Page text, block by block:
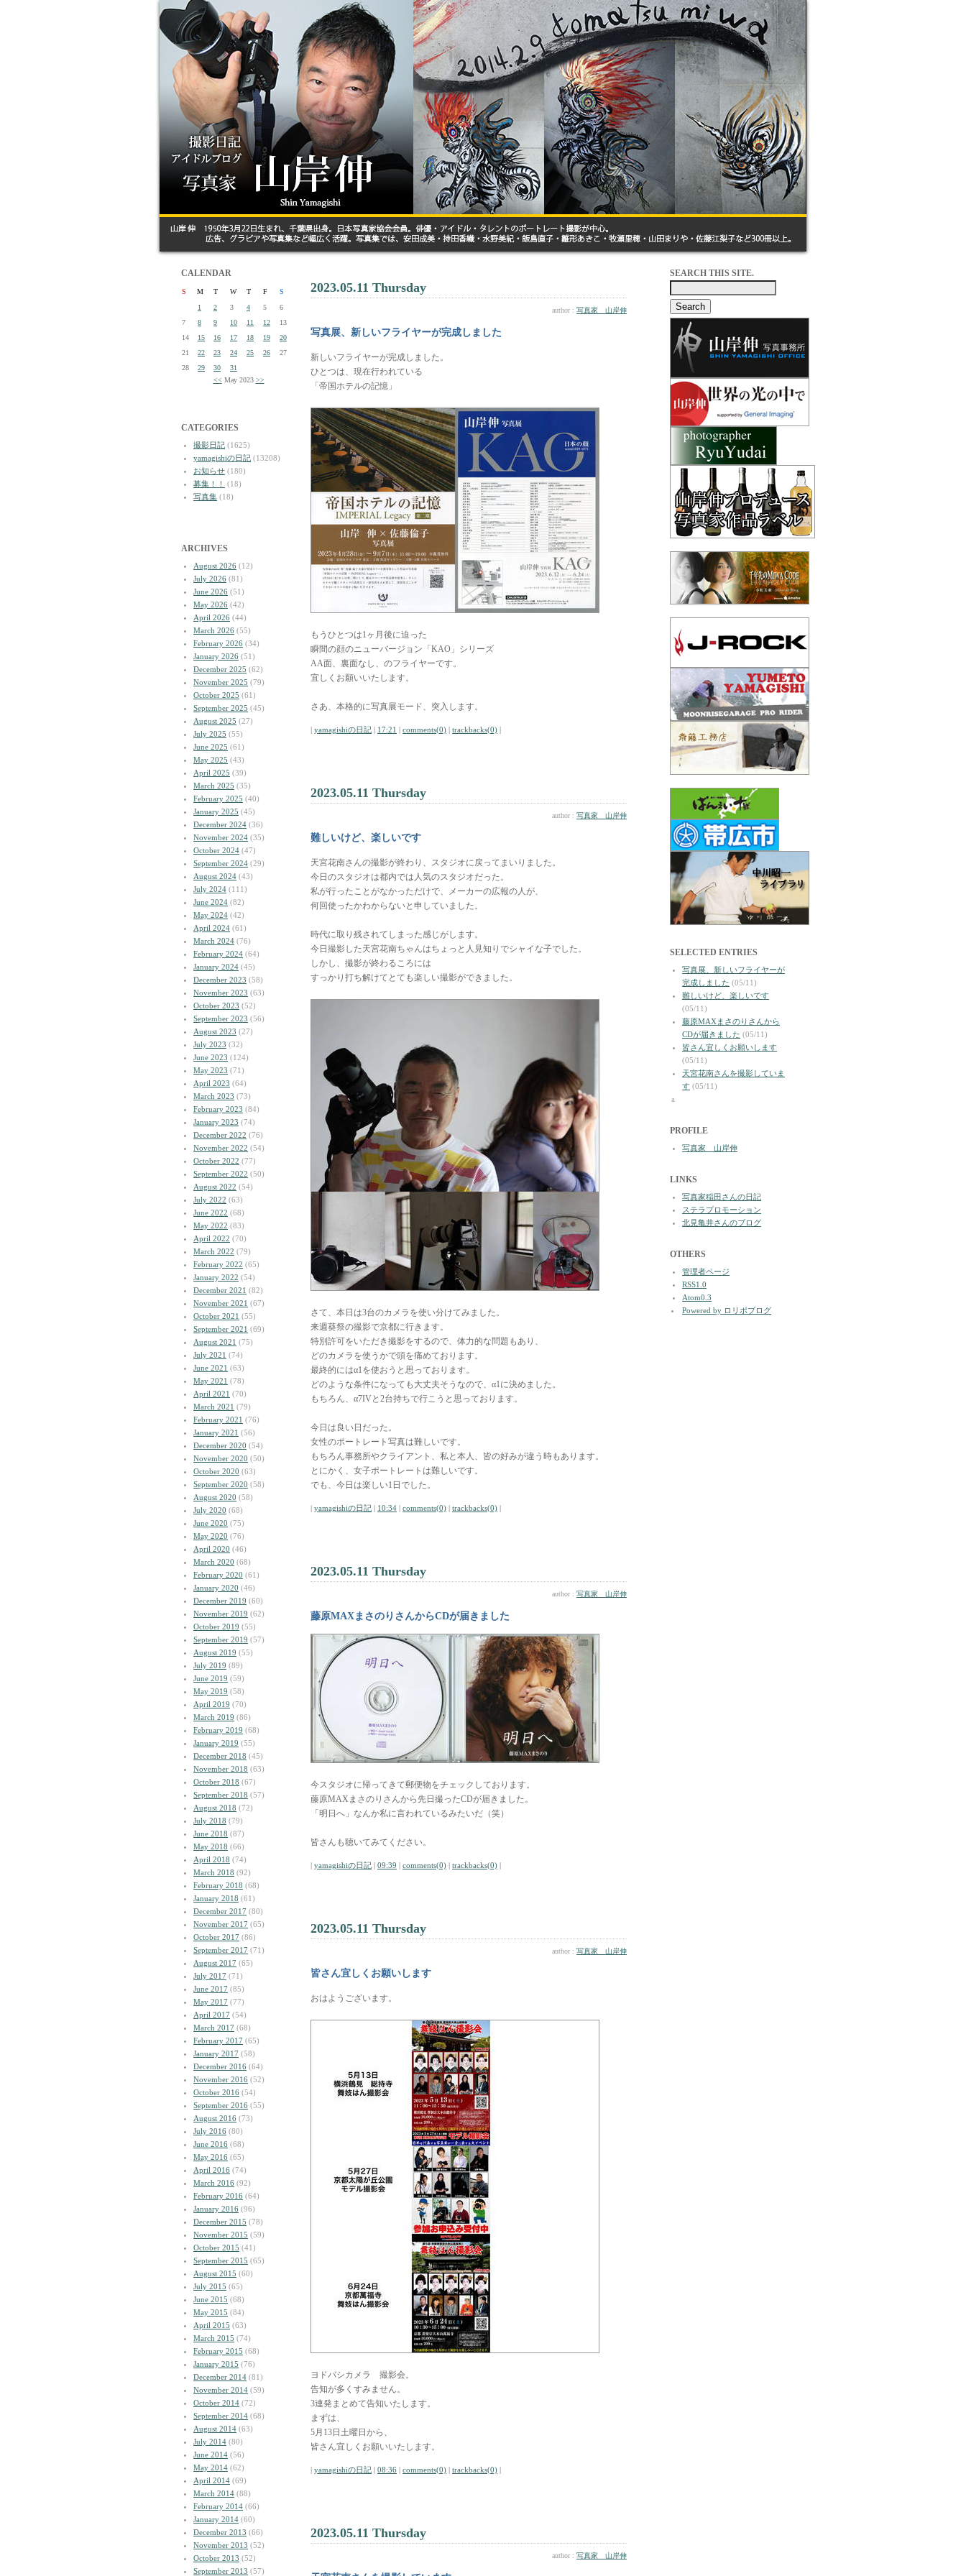
CALENDAR
S M T W T F
S
1
2 3 4 5
6
7
8 9 10 11 12
13
14
15 16 17 18 19
20
21
22 23 24 25 26
27
28
29 30
31
<< May 2023 >>
CATEGORIES
撮影日記 (1625)
yamagishiの日記 (13208)
お知らせ (180)
募集！！
(18)
写真集 (18)
ARCHIVES
August 2026 (12)
July 2026 (81)
June 2026 (51)
May 2026 (42)
April 2026 (44)
March 2026 (55)
February 2026 (34)
January 2026 (51)
December 2025 (62)
November 2025 (79)
October 2025 (61)
September 2025 (45)
August 2025 (27)
July 2025 (55)
June 2025 (61)
May 2025 (43)
April 2025 (39)
March 2025 (35)
February 2025 (40)
January 2025 (45)
December 2024 (36)
November 2024 (35)
October 2024 (47)
September 2024 (29)
August 2024 (43)
July 2024 (111)
June 2024 (82)
May 2024 (42)
April 2024 (61)
March 2024 (76)
February 2024 (64)
January 2024 (45)
December 2023 (58)
November 2023 (63)
October 2023 (52)
September 2023 (56)
August 2023 (27)
July 2023 (32)
June 2023 (124)
May 2023 (71)
April 2023 (64)
March 2023 (73)
February 2023 (84)
January 2023 (74)
December 2022 (76)
November 2022 (54)
October 2022 (77)
September 2022 (50)
August 2022 (54)
July 2022 (63)
June 2022 (68)
May 2022 (83)
April 2022 (70)
March 2022 (79)
February 2022 (65)
January 2022 (54)
December 2021 (82)
November 2021 (67)
October 2021 (55)
September 2021 (69)
August 2021 (75)
July 2021 (74)
June 2021 (63)
May 2021 (78)
April 2021 (70)
March 2021 (79)
February 2021 (76)
January 2021 (56)
December 2020 (54)
November 2020 (50)
October 2020 (63)
September 2020 (58)
August 2020 (58)
July 2020 (68)
June 2020 (75)
May 2020 (76)
April 2020 (46)
March 2020 (68)
February 2020 (61)
January 2020 (46)
December 2019 (60)
November 2019 (62)
October 2019 (55)
September 2019 (57)
August 2019 (55)
July 2019 (89)
June 2019 (59)
May 2019 (58)
April 2019 (70)
March 2019 (86)
February 2019 (68)
January 2019 (55)
December 2018 (45)
November 2018 (63)
October 2018 (67)
September 2018 (57)
August 2018 (72)
July 2018 (79)
June 2018 (87)
May 2018 (66)
April 2018 (74)
March 2018 (92)
February 2018 (68)
January 2018 (61)
December 2017 (80)
November 2017 (65)
October 2017 (86)
September 2017 (71)
August 2017 (65)
July 2017 (71)
June 2017 (85)
May 2017 (77)
April 2017 (54)
March 2017 (68)
February 2017 (65)
January 2017 (58)
December 2016 (64)
November 2016 (52)
October 2016 (54)
September 2016 (55)
August 2016 (73)
July 2016 (80)
June 2016 (68)
May 2016 (65)
April 2016 (74)
March 2016 (92)
February 2016 (64)
January 2016 (96)
December 2015 (78)
November 2015 (59)
October 2015 (41)
September 2015 (65)
August 2015 (60)
July 2015 (65)
June 2015 (68)
May 2015 (84)
April 2015 (63)
March 2015 (74)
February 2015 (68)
January 2015 (76)
December 2014 (81)
November 2014 (59)
October 2014 (72)
September 2014 (68)
August 2014 (63)
July 2014 (80)
June 2014 (56)
May 2014 (62)
April 2014 (69)
March 2014 (88)
February 2014 (66)
January 2014 (60)
December 2013 (66)
November 2013 (52)
October 2013 (52)
September 2013 (57)
2023.05.11 Thursday
author : 写真家 山岸伸
写真展、新しいフライヤーが完成しました
新しいフライヤーが完成しました。
ひとつは、現在行われている
「帝国ホテルの記憶」
もうひとつは1ヶ月後に迫った
瞬間の顔のニューバージョン「KAO」シリーズ
AA面、裏面なし、のフライヤーです。
宜しくお願いいたします。
さあ、本格的に写真展モード、突入します。
| yamagishiの日記 | 17:21 | comments(0) | trackbacks(0) |
2023.05.11 Thursday
author : 写真家 山岸伸
難しいけど、楽しいです
天宮花南さんの撮影が終わり、スタジオに戻ってまいりました。
今日のスタジオは都内では人気のスタジオだった。
私が行ったことがなかっただけで、メーカーの広報の人が、
何回使ったかわからないと申していました。
時代に取り残されてしまった感じがします。
今日撮影した天宮花南ちゃんはちょっと人見知りでシャイな子でした。
しかし、撮影が終わるころには
すっかり打ち解けてとても楽しい撮影ができました。
さて、本日は3台のカメラを使い分けてみました。
来週葵祭の撮影で京都に行きます。
特別許可をいただき撮影をするので、体力的な問題もあり、
どのカメラを使うかで頭を痛めております。
最終的にはα1を使おうと思っております。
どのような条件になっても大丈夫そうなので、α1に決めました。
もちろん、α7IVと2台持ちで行こうと思っております。
今日は良い日だった。
女性のポートレート写真は難しいです。
もちろん事務所やクライアント、私と本人、皆の好みが違う時もあります。
とにかく、女子ポートレートは難しいです。
でも、今日は楽しい1日でした。
| yamagishiの日記 | 10:34 | comments(0) | trackbacks(0) |
2023.05.11 Thursday
author : 写真家 山岸伸
藤原MAXまさのりさんからCDが届きました
今スタジオに帰ってきて郵便物をチェックしております。
藤原MAXまさのりさんから先日撮ったCDが届きました。
「明日へ」なんか私に言われているみたいだ（笑）
皆さんも聴いてみてください。
| yamagishiの日記 | 09:39 | comments(0) | trackbacks(0) |
2023.05.11 Thursday
author : 写真家 山岸伸
皆さん宜しくお願いします
おはようございます。
ヨドバシカメラ 撮影会。
告知が多くすみません。
3連発まとめて告知いたします。
まずは、
5月13日土曜日から、
皆さん宜しくお願いいたします。
| yamagishiの日記 | 08:36 | comments(0) | trackbacks(0) |
2023.05.11 Thursday
author : 写真家 山岸伸
SEARCH THIS SITE.
SELECTED ENTRIES
写真展、新しいフライヤーが
完成しました (05/11)
難しいけど、楽しいです
(05/11)
藤原MAXまさのりさんから
CDが届きました (05/11)
皆さん宜しくお願いします
(05/11)
天宮花南さんを撮影していま
す (05/11)
a
PROFILE
写真家 山岸伸
LINKS
写真家稲田さんの日記
ステラプロモーション
北見亀井さんのブログ
OTHERS
管理者ページ
RSS1.0
Atom0.3
Powered by ロリポブログ